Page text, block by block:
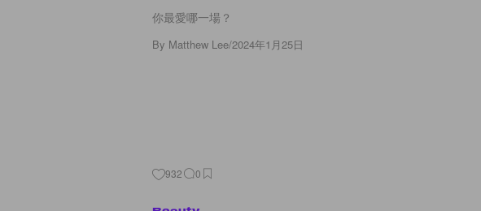
你最愛哪一場？
By Matthew Lee/2024年1月25日
932 0